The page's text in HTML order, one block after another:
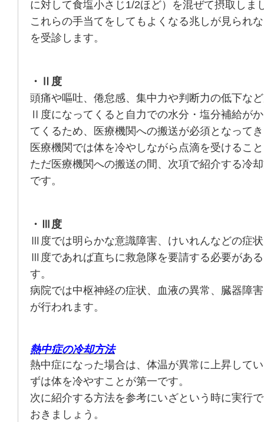
に対して食塩小さじ1/2ほど）を混ぜて摂取しま
これらの手当てをしてもよくなる兆しが見られ
を受診します。
・Ⅱ度
頭痛や嘔吐、倦怠感、集中力や判断力の低下な
Ⅱ度になってくると自力での水分・塩分補給が
てくるため、医療機関への搬送が必須となって
医療機関では体を冷やしながら点滴を受けるこ
ただ医療機関への搬送の間、次項で紹介する冷
です。
・Ⅲ度
Ⅲ度では明らかな意識障害、けいれんなどの症
Ⅲ度であれば直ちに救急隊を要請する必要があ
す。
病院では中枢神経の症状、血液の異常、臓器障
が行われます。
熱中症の冷却方法
熱中症になった場合は、体温が異常に上昇して
ずは体を冷やすことが第一です。
次に紹介する方法を参考にいざという時に実行
おきましょう。